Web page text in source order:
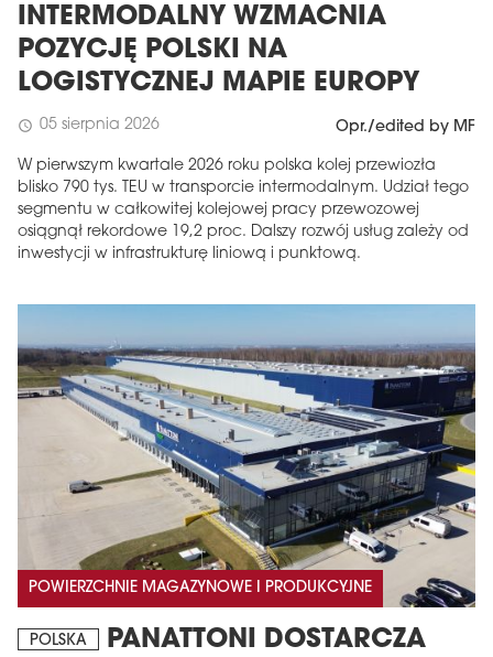
INTERMODALNY WZMACNIA
POZYCJĘ POLSKI NA
LOGISTYCZNEJ MAPIE EUROPY
schedule 05 sierpnia 2026 Opr./edited by MF
W pierwszym kwartale 2026 roku polska kolej przewiozła
blisko 790 tys. TEU w transporcie intermodalnym. Udział tego
segmentu w całkowitej kolejowej pracy przewozowej
osiągnął rekordowe 19,2 proc. Dalszy rozwój usług zależy od
inwestycji w infrastrukturę liniową i punktową.
POWIERZCHNIE MAGAZYNOWE I PRODUKCYJNE
POLSKA PANATTONI DOSTARCZA